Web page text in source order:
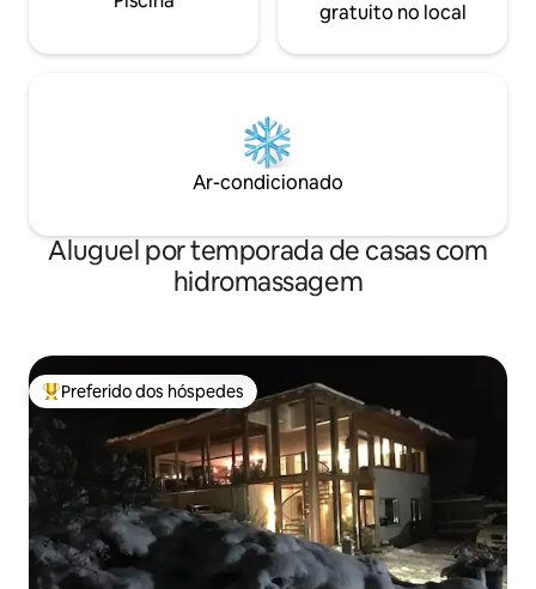
gratuito no local
Ar-condicionado
Aluguel por temporada de casas com
hidromassagem
Entre os melhores preferidos dos hóspedes
Preferido dos hóspedes